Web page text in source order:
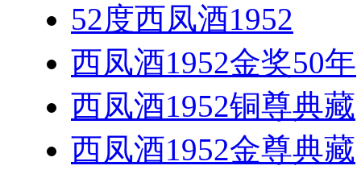
52度西凤酒1952
西凤酒1952金奖50年
西凤酒1952铜尊典藏
西凤酒1952金尊典藏